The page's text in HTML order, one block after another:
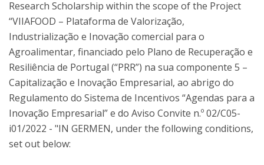
Research Scholarship within the scope of the Project
“VIIAFOOD – Plataforma de Valorização,
Industrialização e Inovação comercial para o
Agroalimentar, financiado pelo Plano de Recuperação e
Resiliência de Portugal (“PRR”) na sua componente 5 –
Capitalização e Inovação Empresarial, ao abrigo do
Regulamento do Sistema de Incentivos “Agendas para a
Inovação Empresarial” e do Aviso Convite n.º 02/C05-
i01/2022 - "IN GERMEN, under the following conditions,
set out below: